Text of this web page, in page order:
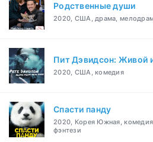
Родственные души
2020, США, драма,
Пит Дэвидсон: Живой
2020, США, комедия
Спасти панду
2020, Корея Южная,
фэнтези